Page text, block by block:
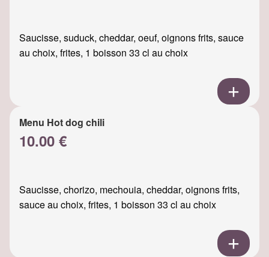
Saucisse, suduck, cheddar, oeuf, oignons frits, sauce
au choix, frites, 1 boisson 33 cl au choix
Menu Hot dog chili
10.00 €
Saucisse, chorizo, mechouia, cheddar, oignons frits,
sauce au choix, frites, 1 boisson 33 cl au choix